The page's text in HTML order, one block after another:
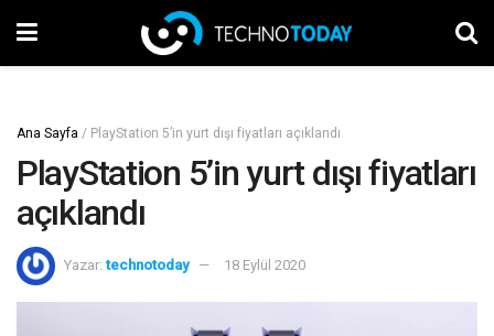
Ana Sayfa / PlayStation 5’in yurt dışı fiyatları açıklandı
PlayStation 5’in yurt dışı fiyatları
açıklandı
Yazar: technotoday 18 Eylül 2020